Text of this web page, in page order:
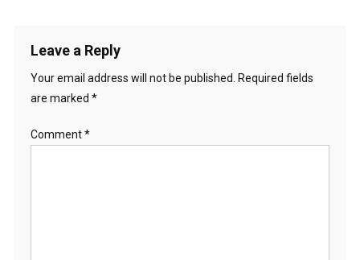
Leave a Reply
Your email address will not be published.
Required fields
are marked *
Comment*